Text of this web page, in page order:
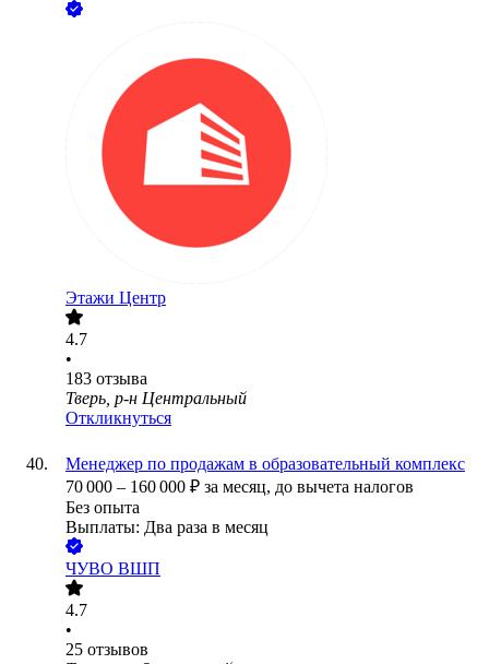
Этажи Центр
4.7
•
183 отзыва
Тверь, р-н Центральный
Откликнуться
Менеджер по продажам в образовательный комплекс
70 000 – 160 000 ₽ за месяц, до вычета налогов
Без опыта
Выплаты: Два раза в месяц
ЧУВО ВШП
4.7
•
25 отзывов